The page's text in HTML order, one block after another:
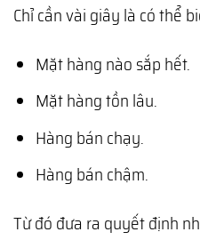
Chỉ cần vài giây là có thể
Mặt hàng nào sắp hết.
Mặt hàng tồn lâu.
Hàng bán chạy.
Hàng bán chậm.
Từ đó đưa ra quyết định